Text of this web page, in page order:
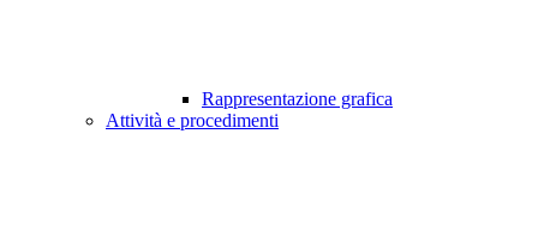
Rappresentazione grafica
Attività e procedimenti